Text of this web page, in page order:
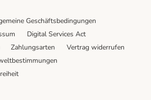
Geschäftsbedingungen
Digital Services Act
Zahlungsarten
Vertrag widerrufen